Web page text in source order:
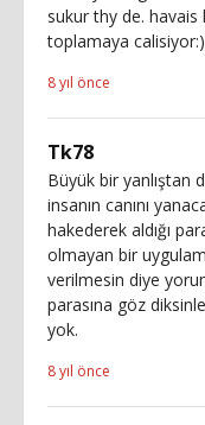
sukur thy de.
toplamaya
8 yıl önce
Tk78
Büyük bir yanlıştan
insanın canını
hakederek aldığı
olmayan bir
verilmesin diye
parasına göz
yok.
8 yıl önce